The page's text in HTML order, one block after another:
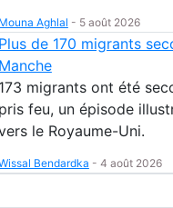
Mouna Aghlal - 5 août 2026
Plus de 170 migrants
Manche
173 migrants ont été
pris feu, un épisode
le Royaume-Uni.
Bendardka - 4 août 2026